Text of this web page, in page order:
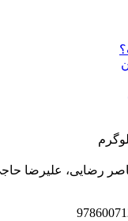
رضایی، علیرضا